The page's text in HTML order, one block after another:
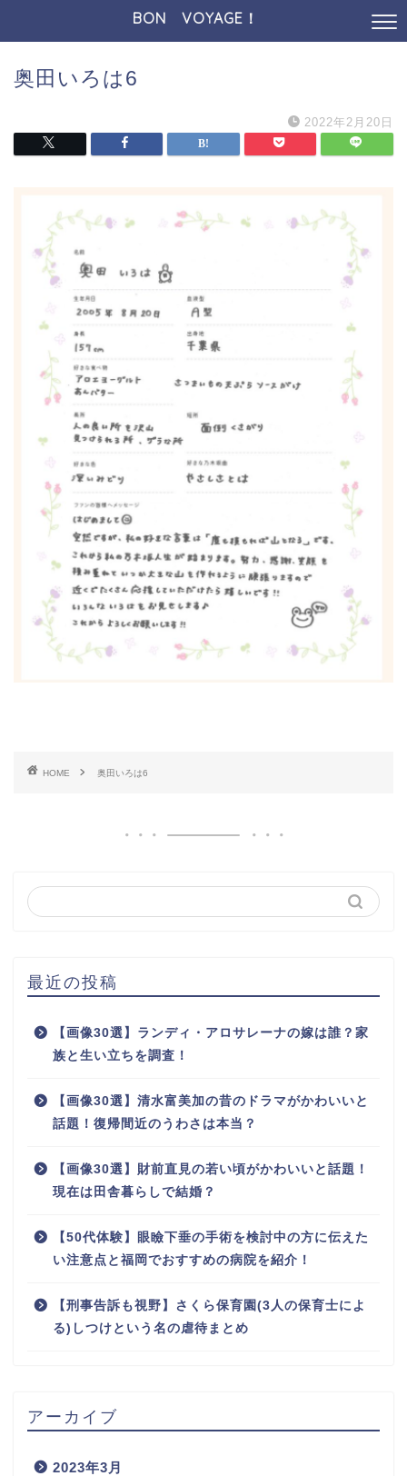
BON VOYAGE！
奥田いろは6
2022年2月20日
HOME 奥田いろは6
最近の投稿
【画像30選】ランディ・アロサレーナの嫁は誰？家
族と生い立ちを調査！
【画像30選】清水富美加の昔のドラマがかわいいと
話題！復帰間近のうわさは本当？
【画像30選】財前直見の若い頃がかわいいと話題！
現在は田舎暮らしで結婚？
【50代体験】眼瞼下垂の手術を検討中の方に伝えた
い注意点と福岡でおすすめの病院を紹介！
【刑事告訴も視野】さくら保育園(3人の保育士によ
る)しつけという名の虐待まとめ
アーカイブ
2023年3月